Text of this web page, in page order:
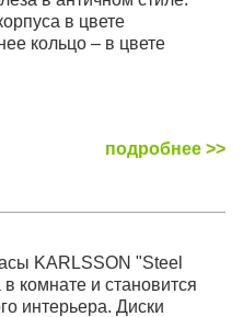
в цвете
кольцо – в цвете
подробнее >>
KARLSSON "Steel
комнате и становится
интерьера. Диски